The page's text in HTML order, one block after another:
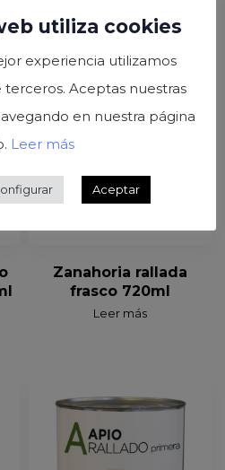
Zanahoria rallada
frasco 720ml
Leer más
utiliza cookies
experiencia utilizamos
Aceptas nuestras
en nuestra página
Leer más
Aceptar